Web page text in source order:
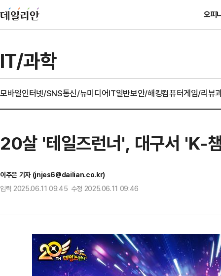
오피
IT/과학
모바일인터넷/SNS통신/뉴미디어IT일반보안/해킹컴퓨터게임/리뷰
20살 '테일즈런너', 대구서 'K-
이주은 기자 (jnjes6@dailian.co.kr)
입력 2025.06.11 09:45 수정 2025.06.11 09:46